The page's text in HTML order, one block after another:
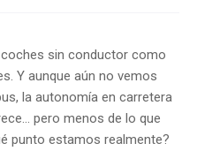
sin conductor como
Y aunque aún no vemos
la autonomía en carretera
pero menos de lo que
punto estamos realmente?